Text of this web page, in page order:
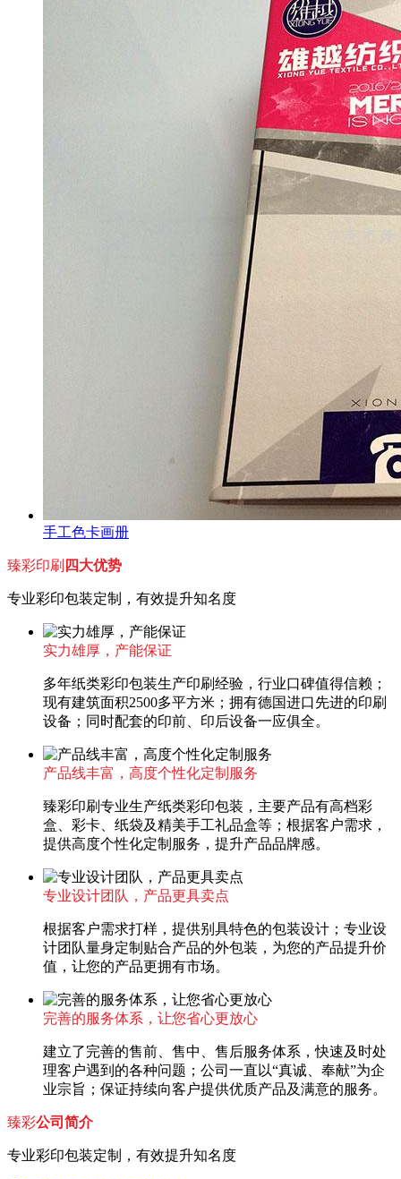
手工色卡画册
臻彩印刷 四大优势
专业彩印包装定制，有效提升知名度
实力雄厚，产能保证
多年纸类彩印包装生产印刷经验，行业口碑值得信赖；
现有建筑面积2500多平方米；拥有德国进口先进的印刷
设备；同时配套的印前、印后设备一应俱全。
产品线丰富，高度个性化定制服务
臻彩印刷专业生产纸类彩印包装，主要产品有高档彩
盒、彩卡、纸袋及精美手工礼品盒等；根据客户需求，
提供高度个性化定制服务，提升产品品牌感。
专业设计团队，产品更具卖点
根据客户需求打样，提供别具特色的包装设计；专业设
计团队量身定制贴合产品的外包装，为您的产品提升价
值，让您的产品更拥有市场。
完善的服务体系，让您省心更放心
建立了完善的售前、售中、售后服务体系，快速及时处
理客户遇到的各种问题；公司一直以“真诚、奉献”为企
业宗旨；保证持续向客户提供优质产品及满意的服务。
臻彩公司简介
专业彩印包装定制，有效提升知名度